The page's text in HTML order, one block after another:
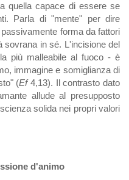
quella capace di essere se
Parla di "mente" per dire
forma da fattori
in sé. L'incisione del
più malleabile al fuoco - è
immagine e somiglianza di
(Ef4,13). Il contrasto dato
allude al presupposto
solida nei propri valori
d'animo